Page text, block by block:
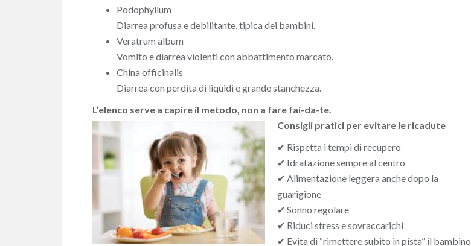
Podophyllum
Diarrea profusa e debilitante, tipica dei bambini.
Veratrum album
Vomito e diarrea violenti con abbattimento marcato.
China officinalis
Diarrea con perdita di liquidi e grande stanchezza.
L’elenco serve a capire il metodo, non a fare fai-da-te.
Consigli pratici per evitare le ricadute
✔ Rispetta i tempi di recupero
✔ Idratazione sempre al centro
✔ Alimentazione leggera anche dopo la
guarigione
✔ Sonno regolare
✔ Riduci stress e sovraccarichi
✔ Evita di “rimettere subito in pista” il bambino